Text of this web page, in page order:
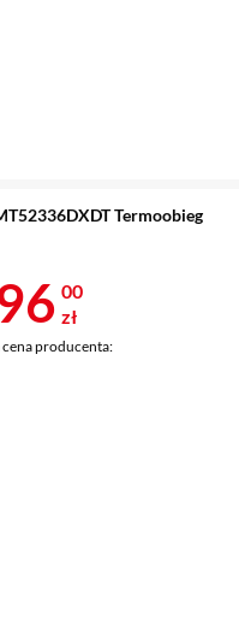
Termoobieg
1 496 zł
00
zł
cena producenta: